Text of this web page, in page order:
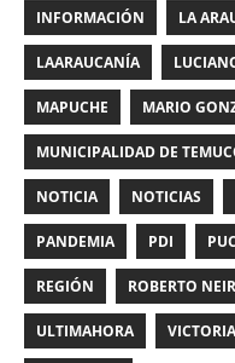
INFORMACIÓN LA
LAARAUCANÍA
MAPUCHE MARIO
MUNICIPALIDAD DE
NOTICIA NOTICIAS
PANDEMIA PDI
REGIÓN ROBERTO
ULTIMAHORA VICTORIA